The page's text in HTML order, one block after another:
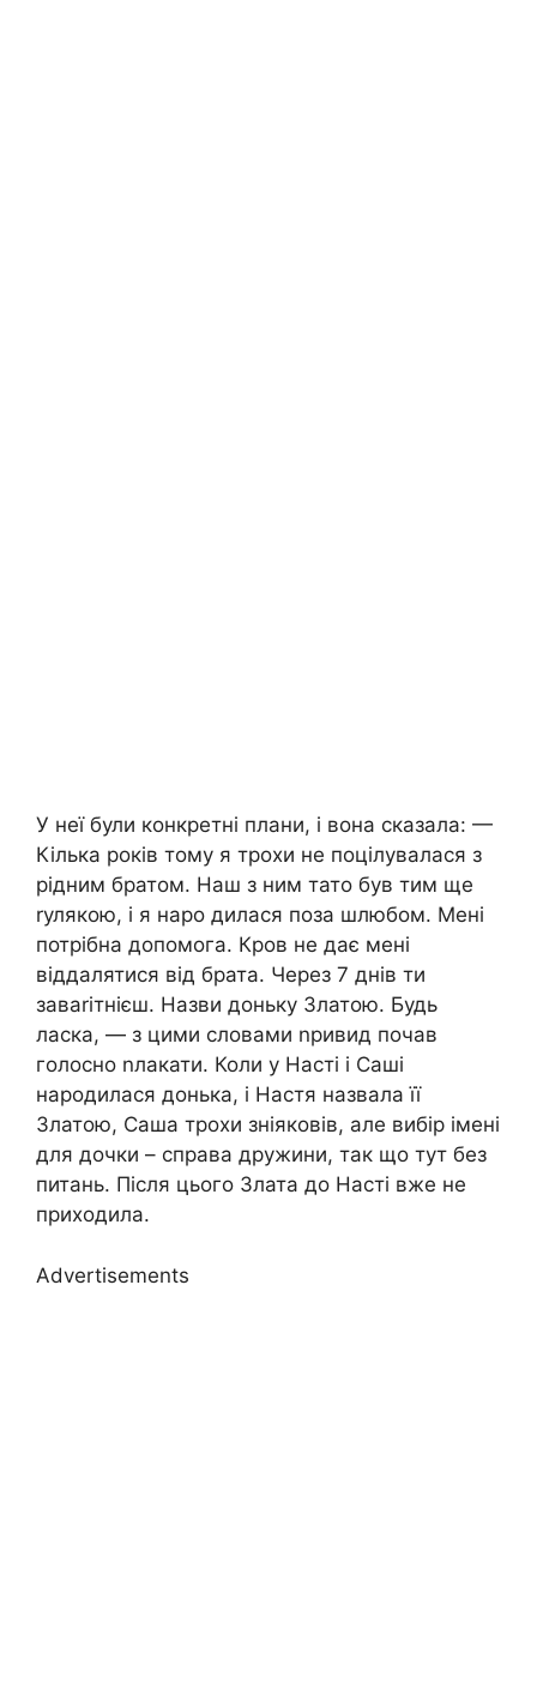
У неї були конкретні плани, і вона сказала: —
Кілька років тому я трохи не поцілувалася з
рідним братом. Наш з ним тато був тим ще
rулякою, і я наро дилася поза шлюбом. Мені
потрібна допомога. Кpов не дає мені
віддалятися від брата. Через 7 днів ти
заваrітнієш. Назви доньку Златою. Будь
ласка, — з цими словами nривид почав
голосно nлакати. Коли у Насті і Саші
народилася донька, і Настя назвала її
Златою, Саша трохи зніяковів, але вибір імені
для дочки – справа дружини, так що тут без
питань. Після цього Злата до Насті вже не
приходила.
Advertisements